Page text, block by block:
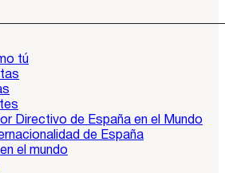
tú
Directivo de España en el Mundo
de España
el mundo